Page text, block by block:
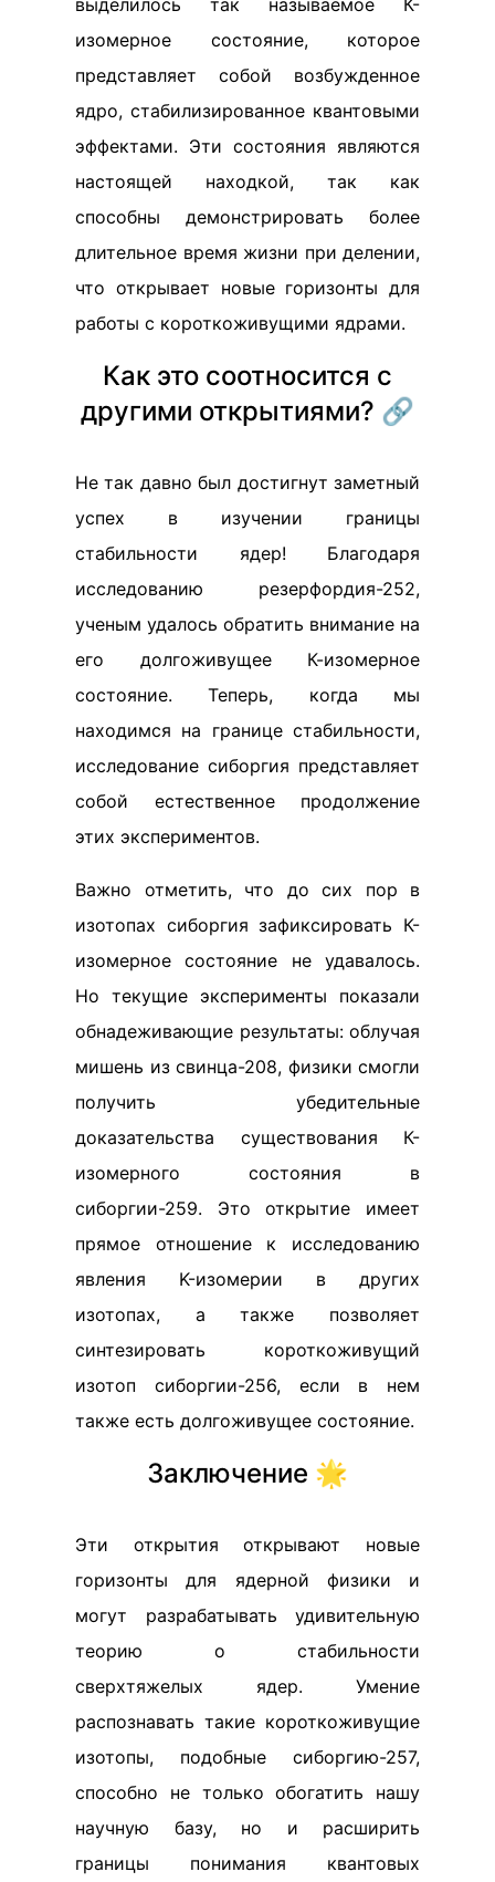
выделилось так называемое К-
изомерное состояние, которое
представляет собой возбужденное
ядро, стабилизированное квантовыми
эффектами. Эти состояния являются
настоящей находкой, так как
способны демонстрировать более
длительное время жизни при делении,
что открывает новые горизонты для
работы с короткоживущими ядрами.
Как это соотносится с
другими открытиями? 🔗
Не так давно был достигнут заметный
успех в изучении границы
стабильности ядер! Благодаря
исследованию резерфордия-252,
ученым удалось обратить внимание на
его долгоживущее К-изомерное
состояние. Теперь, когда мы
находимся на границе стабильности,
исследование сиборгия представляет
собой естественное продолжение
этих экспериментов.
Важно отметить, что до сих пор в
изотопах сиборгия зафиксировать К-
изомерное состояние не удавалось.
Но текущие эксперименты показали
обнадеживающие результаты: облучая
мишень из свинца-208, физики смогли
получить убедительные
доказательства существования К-
изомерного состояния в
сиборгии-259. Это открытие имеет
прямое отношение к исследованию
явления K-изомерии в других
изотопах, а также позволяет
синтезировать короткоживущий
изотоп сиборгии-256, если в нем
также есть долгоживущее состояние.
Заключение 🌟
Эти открытия открывают новые
горизонты для ядерной физики и
могут разрабатывать удивительную
теорию о стабильности
сверхтяжелых ядер. Умение
распознавать такие короткоживущие
изотопы, подобные сиборгию-257,
способно не только обогатить нашу
научную базу, но и расширить
границы понимания квантовых